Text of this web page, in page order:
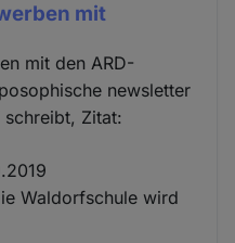
mit
mit den ARD-
newsletter
schreibt, Zitat:
Waldorfschule wird